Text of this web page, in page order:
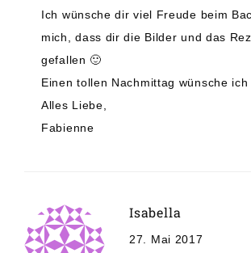
Ich wünsche dir viel Freude beim
mich, dass dir die Bilder und das
gefallen 🙂
Einen tollen Nachmittag wünsche ich
Alles Liebe,
Fabienne
Isabella
27. Mai 2017